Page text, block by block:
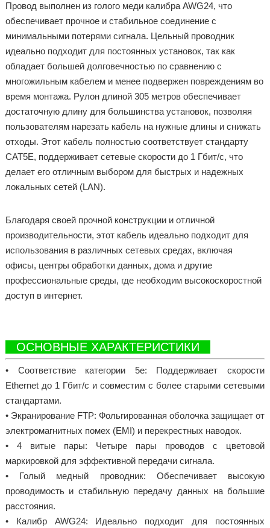
Провод выполнен из голого меди калибра AWG24, что
обеспечивает прочное и стабильное соединение с
минимальными потерями сигнала. Цельный проводник
идеально подходит для постоянных установок, так как
обладает большей долговечностью по сравнению с
многожильным кабелем и менее подвержен повреждениям во
время монтажа. Рулон длиной 305 метров обеспечивает
достаточную длину для большинства установок, позволяя
пользователям нарезать кабель на нужные длины и снижать
отходы. Этот кабель полностью соответствует стандарту
CAT5E, поддерживает сетевые скорости до 1 Гбит/с, что
делает его отличным выбором для быстрых и надежных
локальных сетей (LAN).
Благодаря своей прочной конструкции и отличной
производительности, этот кабель идеально подходит для
использования в различных сетевых средах, включая
офисы, центры обработки данных, дома и другие
профессиональные среды, где необходим высокоскоростной
доступ в интернет.
ОСНОВНЫЕ ХАРАКТЕРИСТИКИ
• Соответствие категории 5e: Поддерживает скорости
Ethernet до 1 Гбит/с и совместим с более старыми сетевыми
стандартами.
• Экранирование FTP: Фольгированная оболочка защищает от
электромагнитных помех (EMI) и перекрестных наводок.
• 4 витые пары: Четыре пары проводов с цветовой
маркировкой для эффективной передачи сигнала.
• Голый медный проводник: Обеспечивает высокую
проводимость и стабильную передачу данных на большие
расстояния.
• Калибр AWG24: Идеально подходит для постоянных